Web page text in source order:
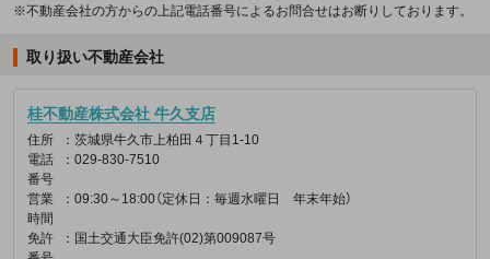
※不動産会社の方からの上記電話番号によるお問合せはお断りしております。
取り扱い不動産会社
桂不動産株式会社 牛久支店
住所
：茨城県牛久市上柏田４丁目1-10
電話
番号
：029-830-7510
営業
時間
：09:30～18:00（定休日：毎週水曜日 年末年始）
免許
：国土交通大臣免許(02)第009087号